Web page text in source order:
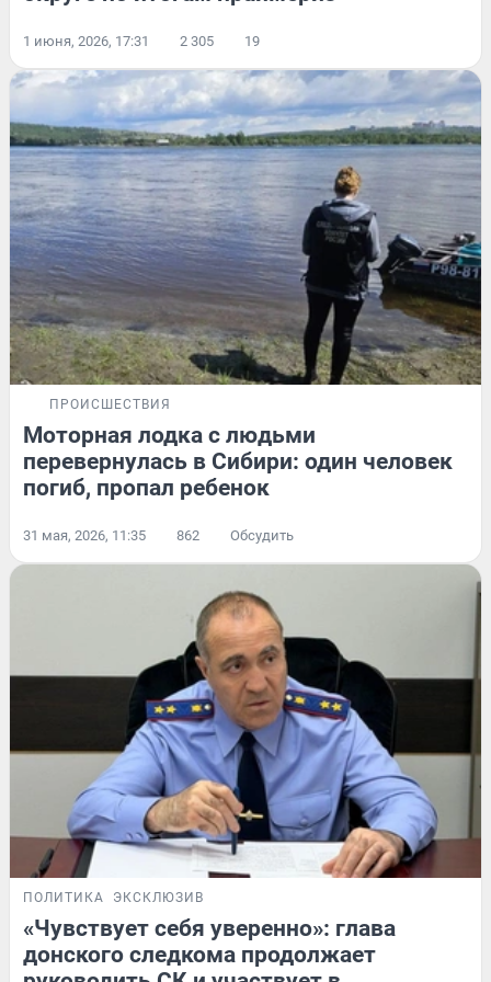
1 июня, 2026, 17:31 2 305 19
ПРОИСШЕСТВИЯ
Моторная лодка с людьми
перевернулась в Сибири: один человек
погиб, пропал ребенок
31 мая, 2026, 11:35 862 Обсудить
ПОЛИТИКА ЭКСКЛЮЗИВ
«Чувствует себя уверенно»: глава
донского следкома продолжает